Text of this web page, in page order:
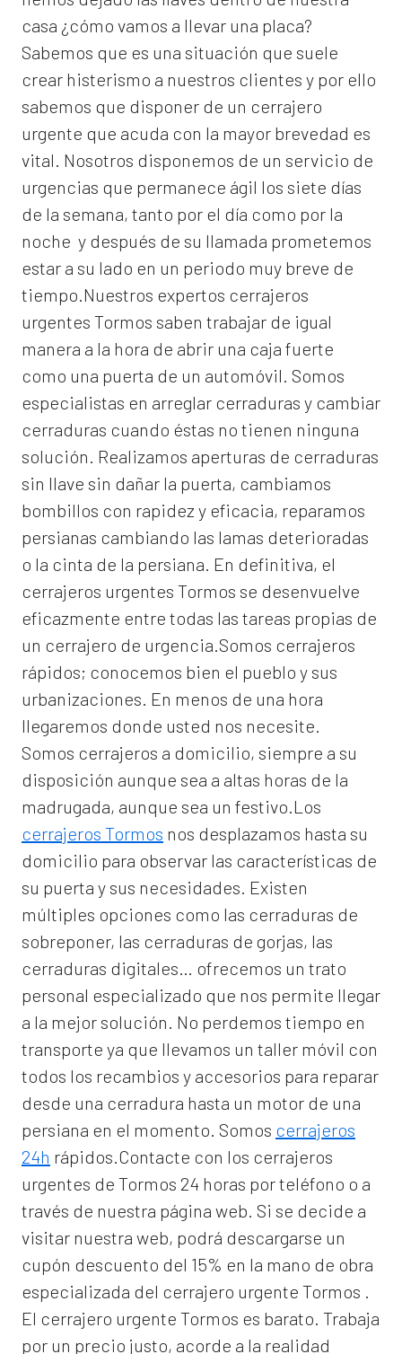
casa ¿cómo vamos a llevar una placa?
Sabemos que es una situación que suele
crear histerismo a nuestros clientes y por ello
sabemos que disponer de un cerrajero
urgente que acuda con la mayor brevedad es
vital. Nosotros disponemos de un servicio de
urgencias que permanece ágil los siete días
de la semana, tanto por el día como por la
noche y después de su llamada prometemos
estar a su lado en un periodo muy breve de
tiempo.Nuestros expertos cerrajeros
urgentes Tormos saben trabajar de igual
manera a la hora de abrir una caja fuerte
como una puerta de un automóvil. Somos
especialistas en arreglar cerraduras y cambiar
cerraduras cuando éstas no tienen ninguna
solución. Realizamos aperturas de cerraduras
sin llave sin dañar la puerta, cambiamos
bombillos con rapidez y eficacia, reparamos
persianas cambiando las lamas deterioradas
o la cinta de la persiana. En definitiva, el
cerrajeros urgentes Tormos se desenvuelve
eficazmente entre todas las tareas propias de
un cerrajero de urgencia.Somos cerrajeros
rápidos; conocemos bien el pueblo y sus
urbanizaciones. En menos de una hora
llegaremos donde usted nos necesite.
Somos cerrajeros a domicilio, siempre a su
disposición aunque sea a altas horas de la
madrugada, aunque sea un festivo.Los
cerrajeros Tormos nos desplazamos hasta su
domicilio para observar las características de
su puerta y sus necesidades. Existen
múltiples opciones como las cerraduras de
sobreponer, las cerraduras de gorjas, las
cerraduras digitales… ofrecemos un trato
personal especializado que nos permite llegar
a la mejor solución. No perdemos tiempo en
transporte ya que llevamos un taller móvil con
todos los recambios y accesorios para reparar
desde una cerradura hasta un motor de una
persiana en el momento. Somos cerrajeros
24h rápidos.Contacte con los cerrajeros
urgentes de Tormos 24 horas por teléfono o a
través de nuestra página web. Si se decide a
visitar nuestra web, podrá descargarse un
cupón descuento del 15% en la mano de obra
especializada del cerrajero urgente Tormos .
El cerrajero urgente Tormos es barato. Trabaja
por un precio justo, acorde a la realidad